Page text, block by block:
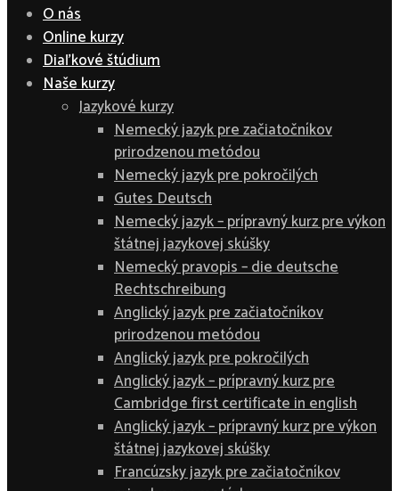
O nás
Online kurzy
Diaľkové štúdium
Naše kurzy
Jazykové kurzy
Nemecký jazyk pre začiatočníkov
prirodzenou metódou
Nemecký jazyk pre pokročilých
Gutes Deutsch
Nemecký jazyk – prípravný kurz pre výkon
štátnej jazykovej skúšky
Nemecký pravopis – die deutsche
Rechtschreibung
Anglický jazyk pre začiatočníkov
prirodzenou metódou
Anglický jazyk pre pokročilých
Anglický jazyk – prípravný kurz pre
Cambridge first certificate in english
Anglický jazyk – prípravný kurz pre výkon
štátnej jazykovej skúšky
Francúzsky jazyk pre začiatočníkov